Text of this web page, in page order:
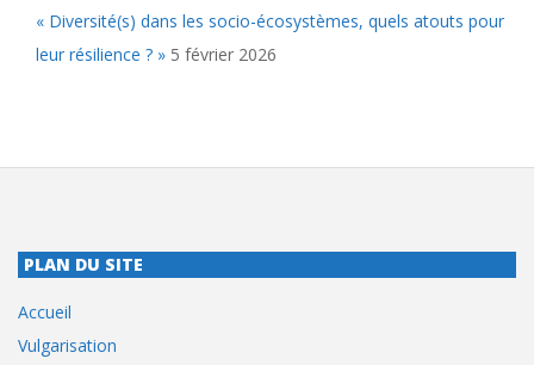
« Diversité(s) dans les socio-écosystèmes, quels atouts pour
leur résilience ? » 5 février 2026
PLAN DU SITE
Accueil
Vulgarisation